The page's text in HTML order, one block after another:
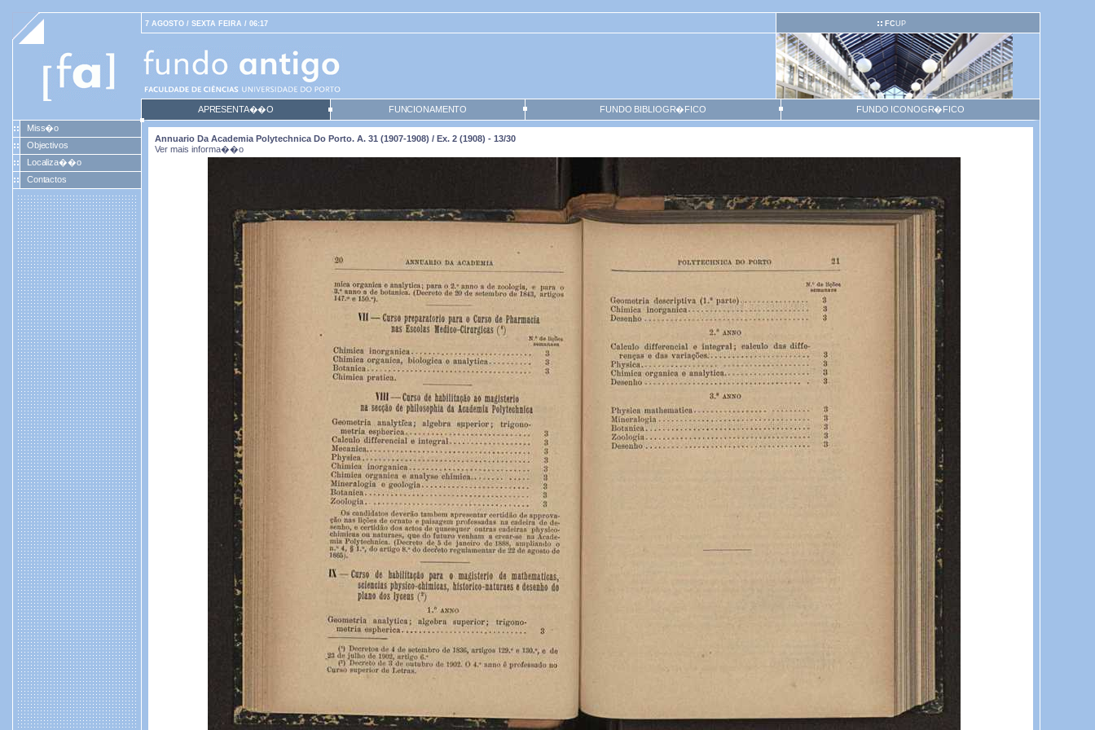
7 AGOSTO / SEXTA FEIRA / 06:17 FCUP
APRESENTA��O FUNCIONAMENTO FUNDO BIBLIOGR�FICO
FUNDO ICONOGR�FICO
Miss�o
Objectivos
Localiza��o
Contactos
Annuario Da Academia Polytechnica Do Porto. A. 31 (1907-1908) / Ex. 2 (1908) - 13/30
Ver mais informa��o